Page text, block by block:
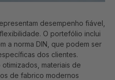
desempenho fiável,
O portefólio inclui
a norma DIN, que podem ser
dos clientes.
materiais de
de fabrico modernos